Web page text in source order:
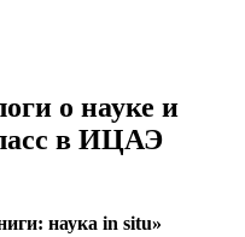
о науке и
в ИЦАЭ
наука in situ»